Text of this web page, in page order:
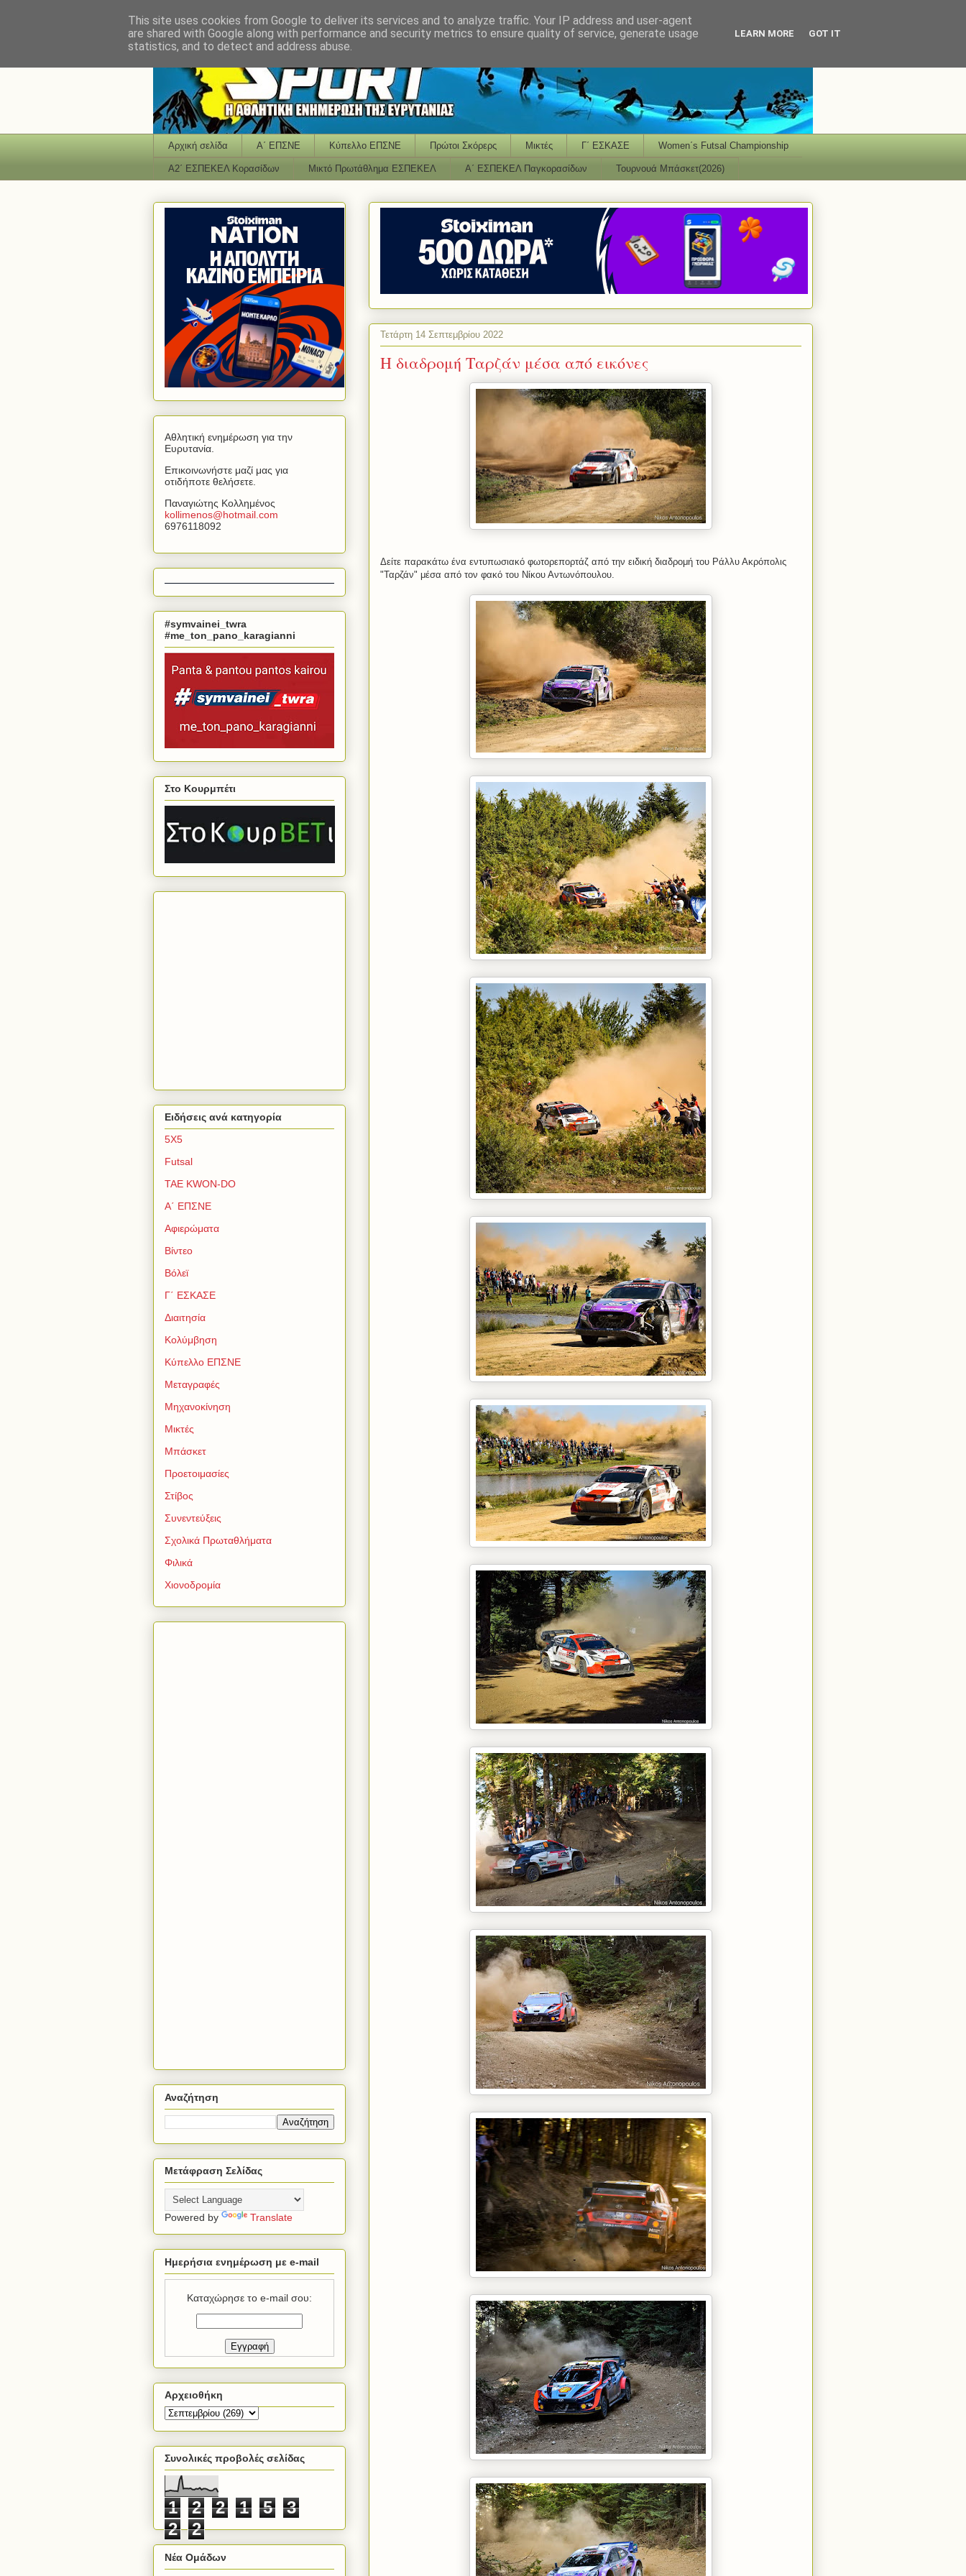
Αρχική σελίδα Α΄ ΕΠΣΝΕ Κύπελλο ΕΠΣΝΕ Πρώτοι Σκόρερς Μικτές Γ΄ ΕΣΚΑΣΕ Women΄s Futsal Championship
Α2΄ ΕΣΠΕΚΕΛ Κορασίδων Μικτό Πρωτάθλημα ΕΣΠΕΚΕΛ Α΄ ΕΣΠΕΚΕΛ Παγκορασίδων Τουρνουά Μπάσκετ(2026)
Τετάρτη 14 Σεπτεμβρίου 2022
Η διαδρομή Ταρζάν μέσα από εικόνες
Δείτε παρακάτω ένα εντυπωσιακό φωτορεπορτάζ από την ειδική διαδρομή του Ράλλυ Ακρόπολις
"Ταρζάν" μέσα από τον φακό του Νίκου Αντωνόπουλου.
Αθλητική ενημέρωση για την
Ευρυτανία.
Επικοινωνήστε μαζί μας για
οτιδήποτε θελήσετε.
Παναγιώτης Κολλημένος
kollimenos@hotmail com
6976118092
#symvainei_twra
#me_ton_pano_karagianni
Στο Κουρμπέτι
Ειδήσεις ανά κατηγορία
5Χ5
Futsal
TAE KWON-DO
Α΄ ΕΠΣΝΕ
Αφιερώματα
Βίντεο
Βόλεϊ
Γ΄ ΕΣΚΑΣΕ
Διαιτησία
Κολύμβηση
Κύπελλο ΕΠΣΝΕ
Μεταγραφές
Μηχανοκίνηση
Μικτές
Μπάσκετ
Προετοιμασίες
Στίβος
Συνεντεύξεις
Σχολικά Πρωταθλήματα
Φιλικά
Χιονοδρομία
Αναζήτηση
Μετάφραση Σελίδας
Powered by Translate
Ημερήσια ενημέρωση με e-mail
Καταχώρησε το e-mail σου:
Αρχειοθήκη
Συνολικές προβολές σελίδας
1 2 2 1 5
3
2
2
Νέα Ομάδων
This site uses cookies from Google to deliver its services and to analyze traffic. Your IP address and user-agent
are shared with Google along with performance and security metrics to ensure quality of service, generate usage
statistics, and to detect and address abuse.
LEARN MORE GOT IT